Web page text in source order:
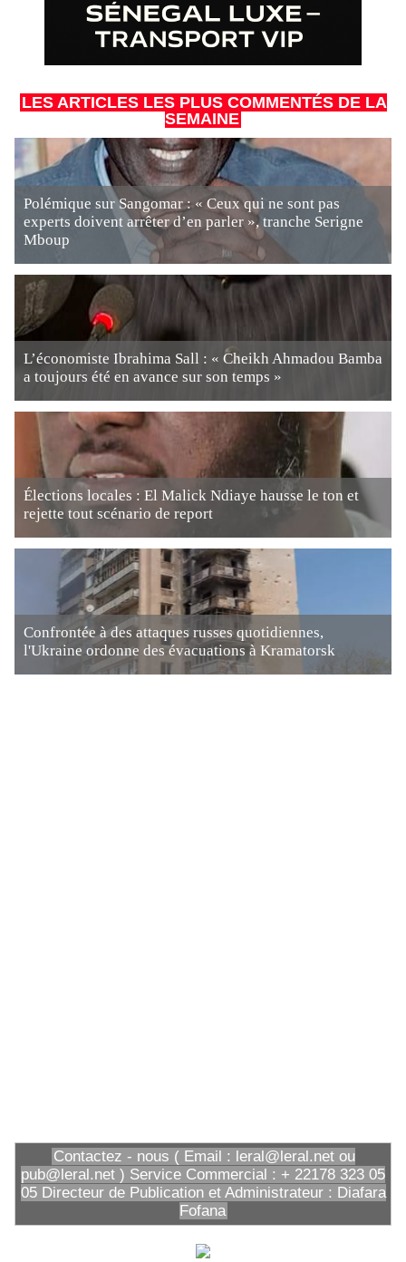
LES ARTICLES LES PLUS COMMENTÉS DE LA
SEMAINE
Polémique sur Sangomar : « Ceux qui ne sont pas
experts doivent arrêter d’en parler », tranche Serigne
Mboup
L’économiste Ibrahima Sall : « Cheikh Ahmadou Bamba
a toujours été en avance sur son temps »
Élections locales : El Malick Ndiaye hausse le ton et
rejette tout scénario de report
Confrontée à des attaques russes quotidiennes,
l'Ukraine ordonne des évacuations à Kramatorsk
Contactez - nous ( Email : leral@leral.net ou
pub@leral.net ) Service Commercial : + 22178 323 05
05 Directeur de Publication et Administrateur : Diafara
Fofana